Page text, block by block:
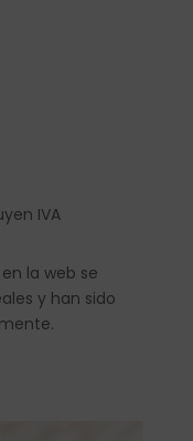
IVA
la web se
y han sido